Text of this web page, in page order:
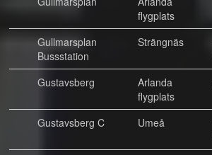
flygplats
Gullmarsplan
Bussstation
Strängnäs
Gustavsberg
Arlanda
flygplats
Gustavsberg C
Umeå